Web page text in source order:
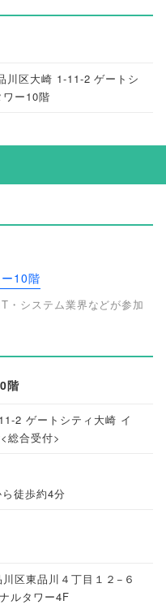
川区大崎 1-11-2 ゲートシ
ー10階
10階
・システム業界などが参加
階
2 ゲートシティ大崎 イ
総合受付>
徒歩約4分
区東品川４丁目１２−６
ルタワー4F